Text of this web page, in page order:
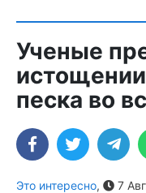
Ученые
песка во
Это интересно, 7